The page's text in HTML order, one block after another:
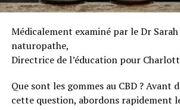
Médicalement examiné par le Dr Sarah
naturopathe,
Directrice de l’éducation pour
Que sont les gommes au CBD ? Avant
cette question, abordons rapidement